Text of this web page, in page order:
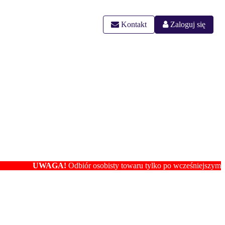
Kontakt Zaloguj się
UWAGA!Odbiór osobisty towaru tylko po wcześniejszym